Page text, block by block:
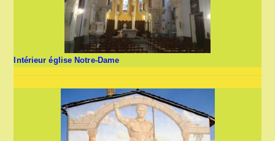
Intérieur église Notre-Dame